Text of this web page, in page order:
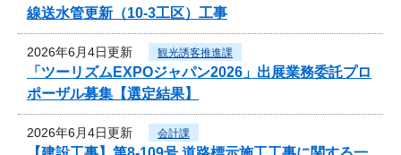
線送水管更新（10-3工区）工事
2026年6月4日更新 観光誘客推進課
「ツーリズムEXPOジャパン2026」出展業務委託プロ
ポーザル募集【選定結果】
2026年6月4日更新 会計課